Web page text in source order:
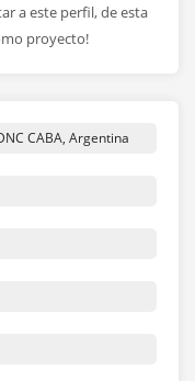
a este perfil, de esta
proyecto!
CABA, Argentina